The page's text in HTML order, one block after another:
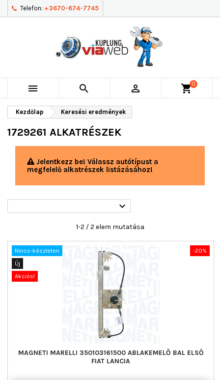
Telefon: +3670-674-7745
   shopping_cart0
Kezdőlap Keresési eredmények
1729261 ALKATRÉSZEK
Jelentkezz be! Válassz autótípust a
megfelelő alkatrészek listázásához!

1-2 / 2 elem mutatása
-20%
Nincs-készleten
Új
Akciós!
MAGNETI MARELLI 350103161500 ABLAKEMELŐ BAL ELSŐ
FIAT LANCIA